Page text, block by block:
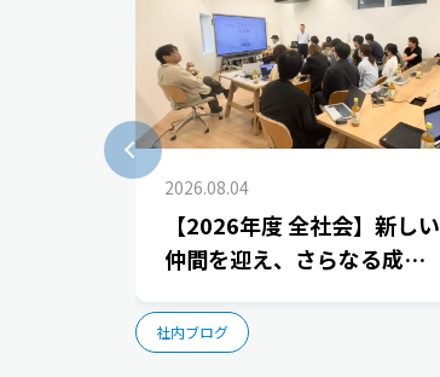
2026.08.04
【2026年度 全社会】新しい
仲間を迎え、さらなる成長
ました
社内ブログ